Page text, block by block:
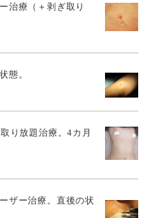
治療（＋剥ぎ取り
態。
り放題治療。4カ月
ザー治療。直後の状